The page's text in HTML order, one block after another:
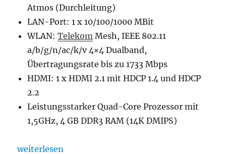
Atmos (Durchleitung)
LAN-Port: 1 x 10/100/1000 MBit
WLAN:Telekom Mesh, IEEE 802.11
a/b/g/n/ac/k/v 4×4 Dualband,
Übertragungsrate bis zu 1733 Mbps
HDMI: 1 x HDMI 2.1 mit HDCP 1.4 und HDCP
2.2
Leistungsstarker Quad-Core Prozessor mit
1,5GHz, 4 GB DDR3 RAM (14K DMIPS)
„Telekom MagentaTV Box Betatest gestartet“
weiterlesen